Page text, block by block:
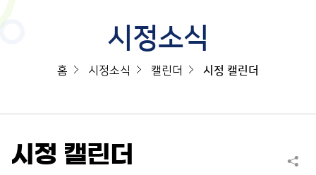
시정소식
홈 시정소식 캘린더 시정 캘린더
시정 캘린더